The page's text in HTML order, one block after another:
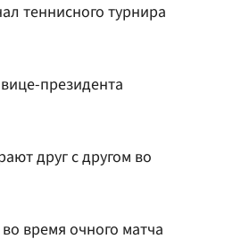
теннисного турнира
президента
друг с другом во
время очного матча